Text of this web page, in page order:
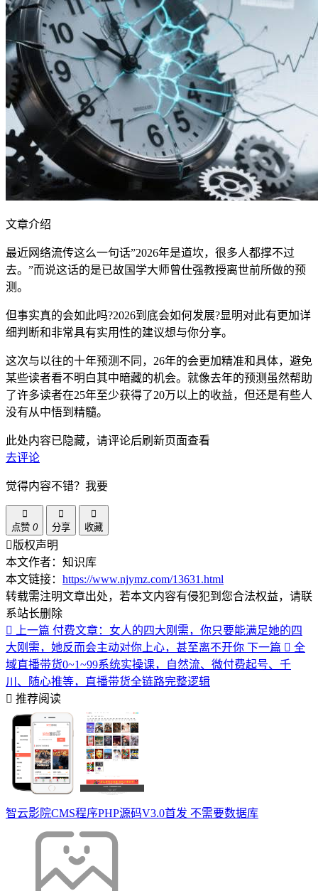
文章介绍
最近网络流传这么一句话”2026年是道坎，很多人都撑不过
去。”而说这话的是已故国学大师曾仕强教授离世前所做的预
测。
但事实真的会如此吗?2026到底会如何发展?显明对此有更加详
细判断和非常具有实用性的建议想与你分享。
这次与以往的十年预测不同，26年的会更加精准和具体，避免
某些读者看不明白其中暗藏的机会。就像去年的预测虽然帮助
了许多读者在25年至少获得了20万以上的收益，但还是有些人
没有从中悟到精髓。
此处内容已隐藏，请评论后刷新页面查看
去评论
觉得内容不错？我要
点赞 0 分享 收藏
版权声明
本文作者：知识库
本文链接： https://www.njymz.com/13631.html
转载需注明文章出处，若本文内容有侵犯到您合法权益，请联
系站长删除
上一篇 付费文章：女人的四大刚需，你只要能满足她的四
大刚需，她反而会主动对你上心，甚至离不开你 下一篇
全
域直播带货0~1~99系统实操课，自然流、微付费​起号、千
川、随心推等，直播带货全链路完整逻辑
推荐阅读
智云影院CMS程序PHP源码V3.0首发 不需要数据库